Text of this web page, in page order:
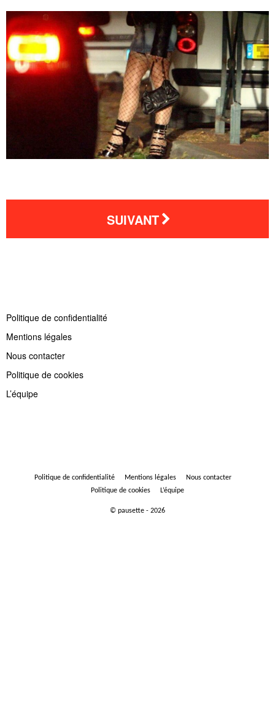
SUIVANT
Politique de confidentialité
Mentions légales
Nous contacter
Politique de cookies
L’équipe
Politique de confidentialité Mentions légales
Nous contacter
Politique de cookies
L’équipe
© pausette - 2026